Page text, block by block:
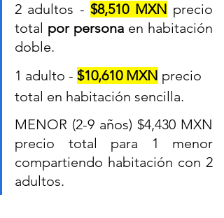
2 adultos - $8,510 MXN precio
total por persona en habitación
doble.
1 adulto - $10,610 MXN precio
total en habitación sencilla.
MENOR (2-9 años) $4,430 MXN
precio total para 1 menor
compartiendo habitación con 2
adultos.